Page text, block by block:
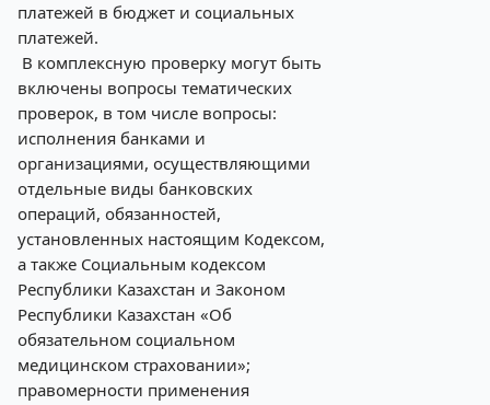
платежей в бюджет и социальных
платежей.
В комплексную проверку могут быть
включены вопросы тематических
проверок, в том числе вопросы:
исполнения банками и
организациями, осуществляющими
отдельные виды банковских
операций, обязанностей,
установленных настоящим Кодексом,
а также Социальным кодексом
Республики Казахстан и Законом
Республики Казахстан «Об
обязательном социальном
медицинском страховании»;
правомерности применения